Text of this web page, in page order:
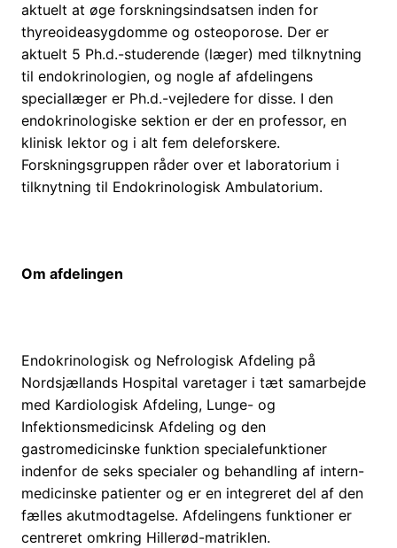
aktuelt at øge forskningsindsatsen inden for
thyreoideasygdomme og osteoporose. Der er
aktuelt 5 Ph.d.-studerende (læger) med tilknytning
til endokrinologien, og nogle af afdelingens
speciallæger er Ph.d.-vejledere for disse. I den
endokrinologiske sektion er der en professor, en
klinisk lektor og i alt fem deleforskere.
Forskningsgruppen råder over et laboratorium i
tilknytning til Endokrinologisk Ambulatorium.
Om afdelingen
Endokrinologisk og Nefrologisk Afdeling på
Nordsjællands Hospital varetager i tæt samarbejde
med Kardiologisk Afdeling, Lunge- og
Infektionsmedicinsk Afdeling og den
gastromedicinske funktion specialefunktioner
indenfor de seks specialer og behandling af intern-
medicinske patienter og er en integreret del af den
fælles akutmodtagelse. Afdelingens funktioner er
centreret omkring Hillerød-matriklen.